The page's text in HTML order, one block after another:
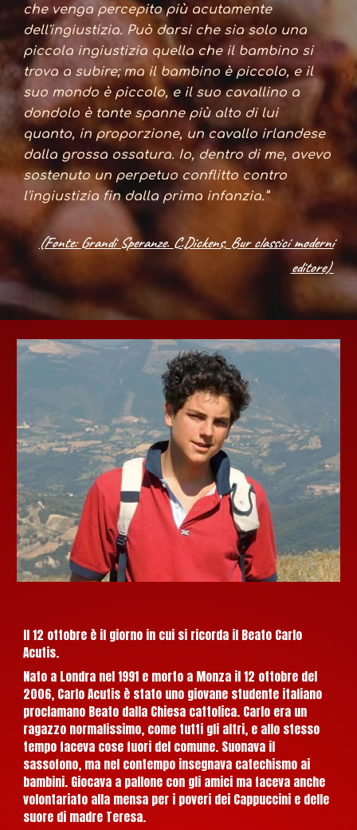
che venga percepito più acutamente
dell'ingiustizia. Può darsi che sia solo una
piccola ingiustizia quella che il bambino si
trova a subire; ma il bambino è piccolo, e il
suo mondo è piccolo, e il suo cavallino a
dondolo è tante spanne più alto di lui
quanto, in proporzione, un cavallo irlandese
dalla grossa ossatura. Io, dentro di me, avevo
sostenuto un perpetuo conflitto contro
l'ingiustizia fin dalla prima infanzia.”
(Fonte: Grandi Speranze. C.Dickens, Bur classici moderni
editore)
Il 12 ottobre è il giorno in cui si ricorda il Beato Carlo
Acutis.
Nato a Londra nel 1991 e morto a Monza il 12 ottobre del
2006, Carlo Acutis è stato uno giovane studente italiano
proclamano Beato dalla Chiesa cattolica. Carlo era un
ragazzo normalissimo, come tutti gli altri, e allo stesso
tempo faceva cose fuori del comune. Suonava il
sassofono, ma nel contempo insegnava catechismo ai
bambini. Giocava a pallone con gli amici ma faceva anche
volontariato alla mensa per i poveri dei Cappuccini e delle
suore di madre Teresa.